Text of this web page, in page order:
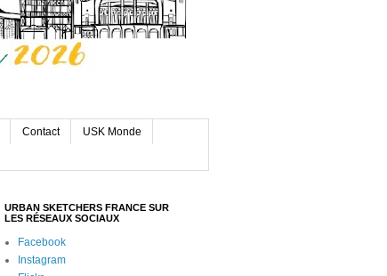
Contact USK Monde
URBAN SKETCHERS FRANCE SUR
LES RÉSEAUX SOCIAUX
Facebook
Instagram